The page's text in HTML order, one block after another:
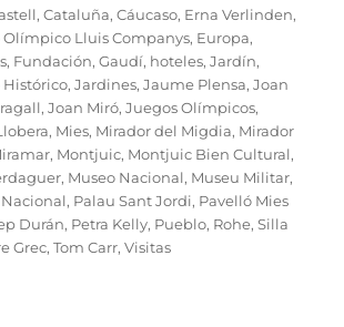
,Cataluña,Cáucaso, Erna Verlinden,
Olímpico Lluis Companys, Europa,
, Fundación,Gaudí, hoteles,Jardín,
,Jardines,Jaume Plensa,Joan
,Joan Miró,Juegos Olímpicos,
, Mies, Mirador del Migdia, Mirador
, Montjuic, Montjuic Bien Cultural,
, Museo Nacional, Museu Militar,
, Palau Sant Jordi, Pavelló Mies
Durán, Petra Kelly, Pueblo, Rohe,Silla
Grec,Tom Carr,Visitas